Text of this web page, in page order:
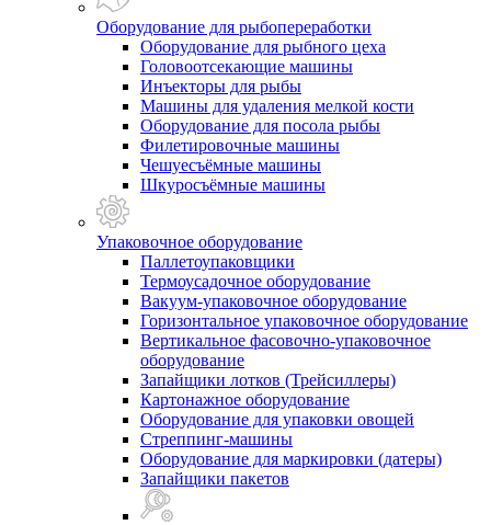
Оборудование для рыбопереработки
Оборудование для рыбного цеха
Головоотсекающие машины
Инъекторы для рыбы
Машины для удаления мелкой кости
Оборудование для посола рыбы
Филетировочные машины
Чешуесъёмные машины
Шкуросъёмные машины
Упаковочное оборудование
Паллетоупаковщики
Термоусадочное оборудование
Вакуум-упаковочное оборудование
Горизонтальное упаковочное оборудование
Вертикальное фасовочно-упаковочное
оборудование
Запайщики лотков (Трейсиллеры)
Картонажное оборудование
Оборудование для упаковки овощей
Стреппинг-машины
Оборудование для маркировки (датеры)
Запайщики пакетов